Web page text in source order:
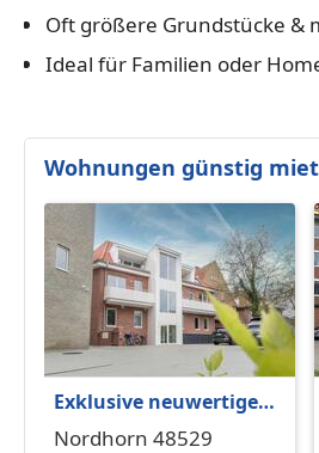
Oft größere Grundstücke &
Ideal für Familien oder
Wohnungen günstig
Exklusive neuwertige
Etagenwohnung im
Nordhorn 48529